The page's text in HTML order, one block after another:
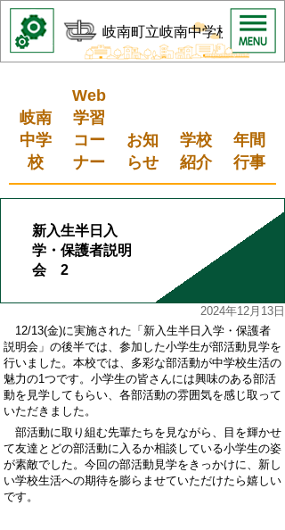
岐南町立岐南中学校
岐南
中学
校
Web
学習
コー
ナー
お知
らせ
学校
紹介
年間
行事
新入生半日入
学・保護者説明
会 2
2024年12月13日
12/13(金)に実施された「新入生半日入学・保護者
説明会」の後半では、参加した小学生が部活動見学を
行いました。本校では、多彩な部活動が中学校生活の
魅力の1つです。小学生の皆さんには興味のある部活
動を見学してもらい、各部活動の雰囲気を感じ取って
いただきました。
部活動に取り組む先輩たちを見ながら、目を輝かせ
て友達とどの部活動に入るか相談している小学生の姿
が素敵でした。今回の部活動見学をきっかけに、新し
い学校生活への期待を膨らませていただけたら嬉しい
です。